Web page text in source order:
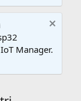
Manager.